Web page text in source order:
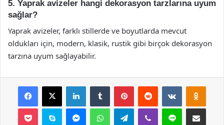
5. Yaprak avizeler hangi dekorasyon tarzlarına uyum
sağlar?
Yaprak avizeler, farklı stillerde ve boyutlarda mevcut
oldukları için, modern, klasik, rustik gibi birçok dekorasyon
tarzına uyum sağlayabilir.
Facebook
X LinkedInTumblr PinterestReddit VKontakte
Pocket Skype MessengerWhatsAppTelegramViber Line E-Posta ile